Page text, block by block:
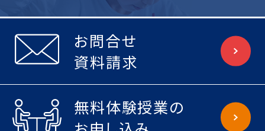
お問合せ
資料請求
無料体験授業の